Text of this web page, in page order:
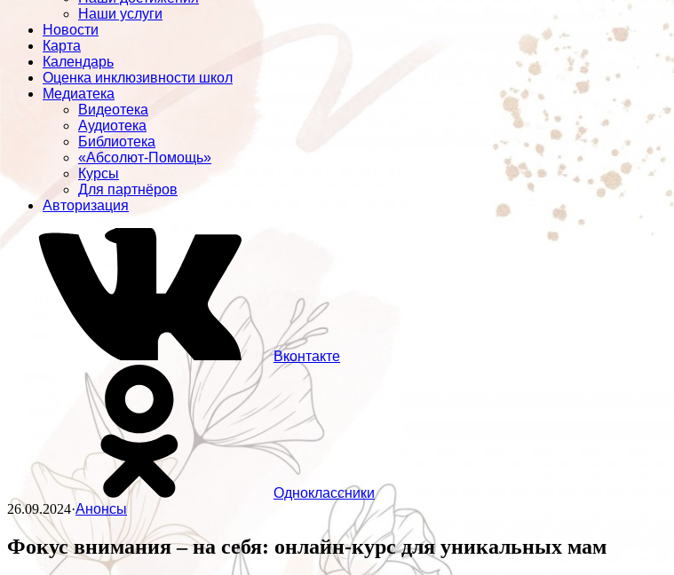
Наши услуги
Новости
Карта
Календарь
Оценка инклюзивности школ
Медиатека
Видеотека
Аудиотека
Библиотека
«Абсолют-Помощь»
Курсы
Для партнёров
Авторизация
Вконтакте
Одноклассники
26.09.2024·Анонсы
Фокус внимания – на себя: онлайн-курс для уникальных мам